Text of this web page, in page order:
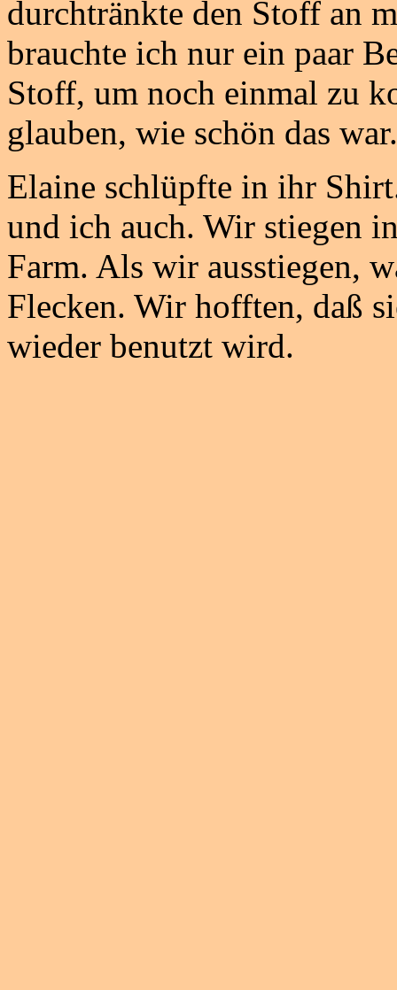
durchtränkte den Stoff an
brauchte ich nur ein paar
Stoff, um noch einmal zu
glauben, wie schön das war.
Elaine schlüpfte in ihr
und ich auch. Wir stiegen
Farm. Als wir ausstiegen,
Flecken. Wir hofften, daß
wieder benutzt wird.